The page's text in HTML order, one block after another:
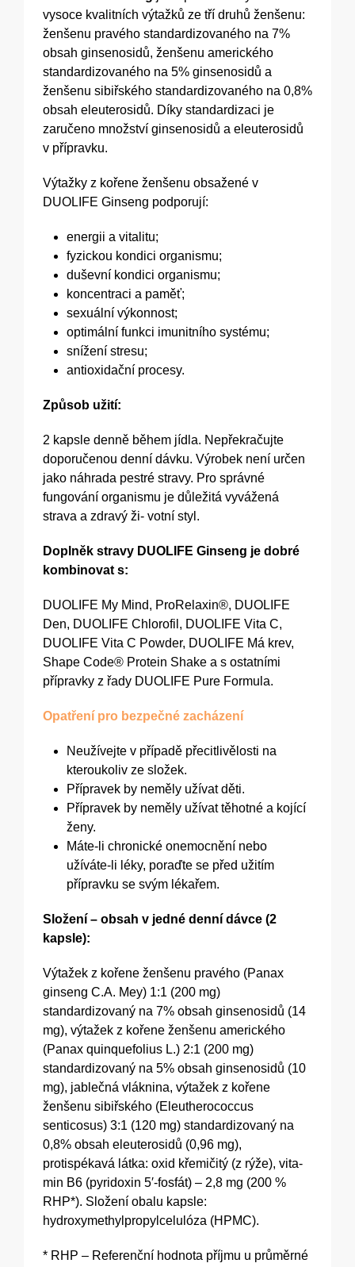
vysoce kvalitních výtažků ze tří druhů ženšenu:
ženšenu pravého standardizovaného na 7%
obsah ginsenosidů, ženšenu amerického
standardizovaného na 5% ginsenosidů a
ženšenu sibiřského standardizovaného na 0,8%
obsah eleuterosidů. Díky standardizaci je
zaručeno množství ginsenosidů a eleuterosidů
v přípravku.
Výtažky z kořene ženšenu obsažené v
DUOLIFE Ginseng podporují:
energii a vitalitu;
fyzickou kondici organismu;
duševní kondici organismu;
koncentraci a paměť;
sexuální výkonnost;
optimální funkci imunitního systému;
snížení stresu;
antioxidační procesy.
Způsob užití:
2 kapsle denně během jídla. Nepřekračujte
doporučenou denní dávku. Výrobek není určen
jako náhrada pestré stravy. Pro správné
fungování organismu je důležitá vyvážená
strava a zdravý ži- votní styl.
Doplněk stravy DUOLIFE Ginseng je dobré
kombinovat s:
DUOLIFE My Mind, ProRelaxin®, DUOLIFE
Den, DUOLIFE Chlorofil, DUOLIFE Vita C,
DUOLIFE Vita C Powder, DUOLIFE Má krev,
Shape Code® Protein Shake a s ostatními
přípravky z řady DUOLIFE Pure Formula.
Opatření pro bezpečné zacházení
Neužívejte v případě přecitlivělosti na
kteroukoliv ze složek.
Přípravek by neměly užívat děti.
Přípravek by neměly užívat těhotné a kojící
ženy.
Máte-li chronické onemocnění nebo
užíváte-li léky, poraďte se před užitím
přípravku se svým lékařem.
Složení – obsah v jedné denní dávce (2
kapsle):
Výtažek z kořene ženšenu pravého (Panax
ginseng C.A. Mey) 1:1 (200 mg)
standardizovaný na 7% obsah ginsenosidů (14
mg), výtažek z kořene ženšenu amerického
(Panax quinquefolius L.) 2:1 (200 mg)
standardizovaný na 5% obsah ginsenosidů (10
mg), jablečná vláknina, výtažek z kořene
ženšenu sibiřského (Eleutherococcus
senticosus) 3:1 (120 mg) standardizovaný na
0,8% obsah eleuterosidů (0,96 mg),
protispékavá látka: oxid křemičitý (z rýže), vita-
min B6 (pyridoxin 5′-fosfát) – 2,8 mg (200 %
RHP*). Složení obalu kapsle:
hydroxymethylpropylcelulóza (HPMC).
* RHP – Referenční hodnota příjmu u průměrné